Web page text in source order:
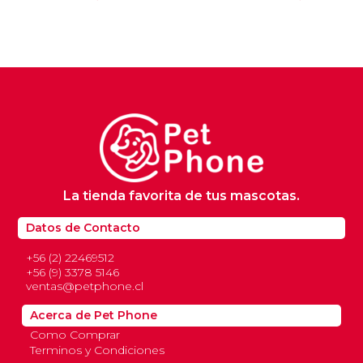
Datos de Contacto
+56 (2) 22469512
+56 (9) 3378 5146
ventas@petphone.cl
La tienda favorita de tus mascotas.
Acerca de Pet Phone
Como Comprar
Terminos y Condiciones